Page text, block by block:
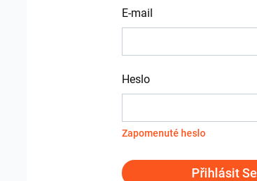
E-mail
Heslo
Zapomenuté heslo
Přihlásit Se